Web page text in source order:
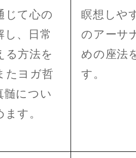
じて心の
し、日常
る方法を
たヨガ哲
髄につい
す。
瞑想しや
のアーサ
めの座法
す。